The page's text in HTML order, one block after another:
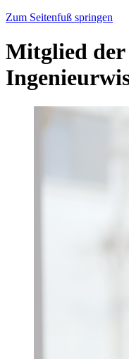
Zum Seitenfuß springen
Mitglied